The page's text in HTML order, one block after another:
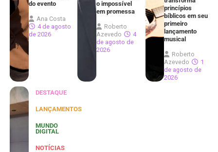
do evento
Ana Costa
4 de agosto
de 2026
o impossível
em promessa
Roberto
Azevedo
4
de agosto de
2026
princípios
bíblicos em seu
primeiro
lançamento
musical
Roberto
Azevedo
1
de agosto de
2026
DESTAQUE
LANÇAMENTOS
MUNDO
DIGITAL
NOTÍCIAS